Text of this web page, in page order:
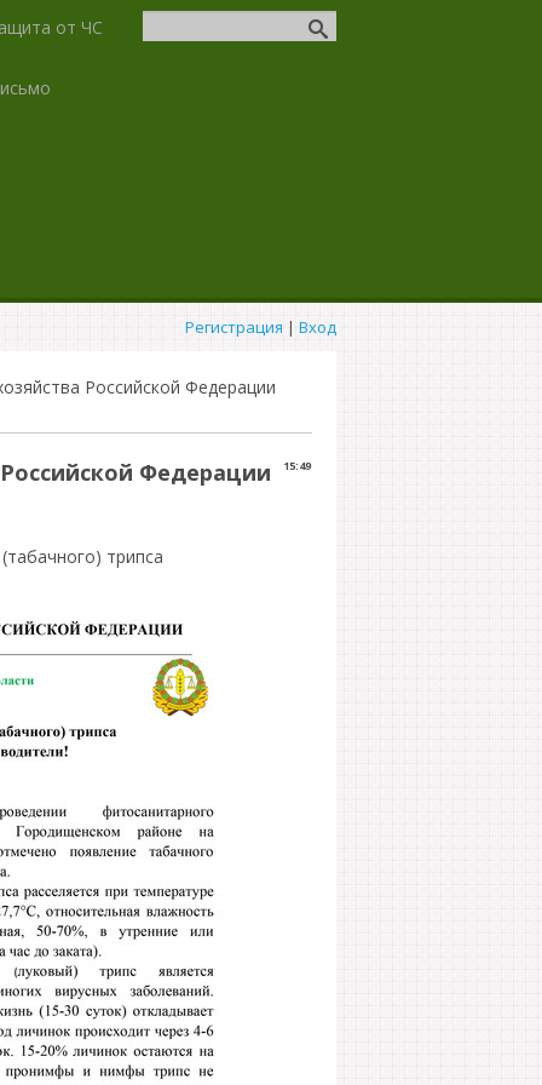
от ЧС
Регистрация | Вход
Российской Федерации
15:49
Федерации
трипса